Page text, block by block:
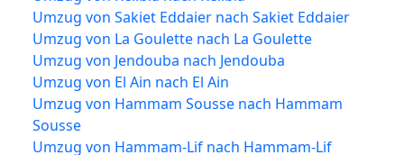
Umzug von Sakiet Eddaier nach Sakiet Eddaier
Umzug von La Goulette nach La Goulette
Umzug von Jendouba nach Jendouba
Umzug von El Ain nach El Ain
Umzug von Hammam Sousse nach Hammam
Sousse
Umzug von Hammam-Lif nach Hammam-Lif